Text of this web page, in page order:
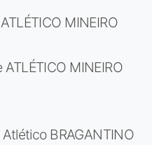
MINEIRO
MINEIRO
Atlético BRAGANTINO